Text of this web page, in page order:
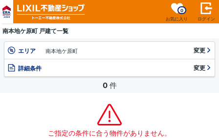
お気に入り
0
ログイン
南本地ケ原町 戸建て一覧
エリア 南本地ケ原町 変更
詳細条件 変更
0 件
ご指定の条件に合う物件がありません。